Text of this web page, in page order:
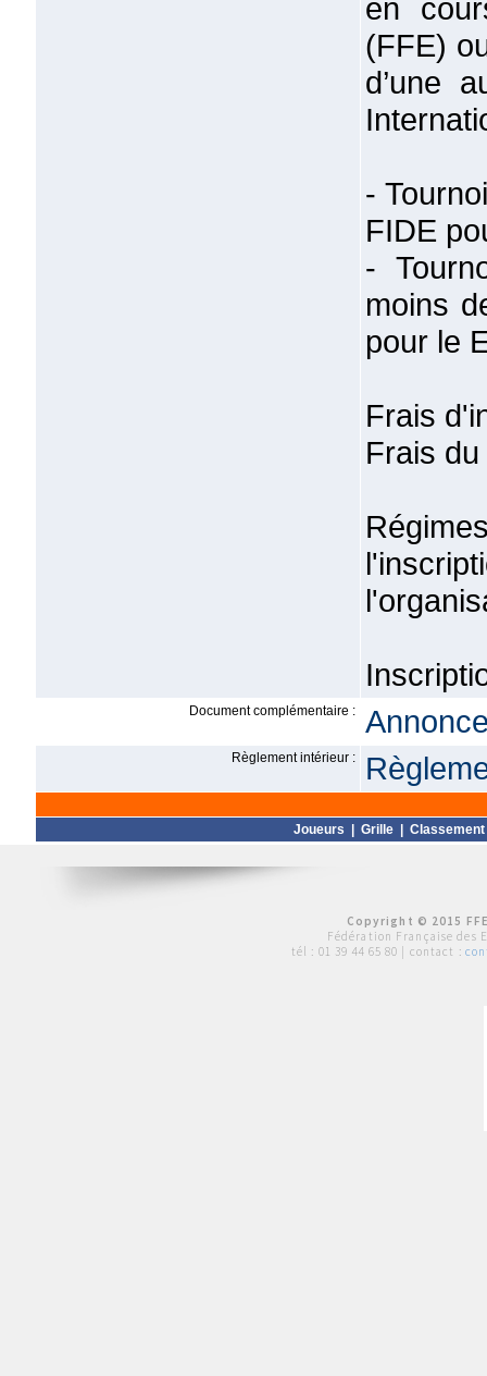
en
(FFE)
d’une
-
FIDE
-
moins
pour le
Frais
Frais
Document complémentaire :
Règlement intérieur :
Joueurs Grille Classement
Copyright © 2015
Fédération Française des
tél : 01 39 44 65 80 | contact :